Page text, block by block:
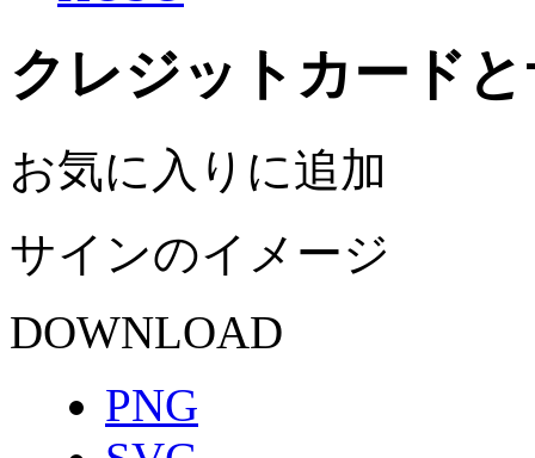
クレジットカード
お気に入りに追加
サインのイメージ
DOWNLOAD
PNG